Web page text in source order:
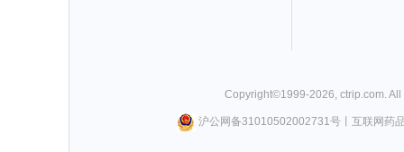
Copyright©1999-2026 ctrip.com .
沪公网备31010502002731号丨 互联网药